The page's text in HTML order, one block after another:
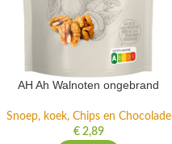
AH Ah Walnoten ongebrand
Snoep, koek, Chips en Chocolade
€2,89